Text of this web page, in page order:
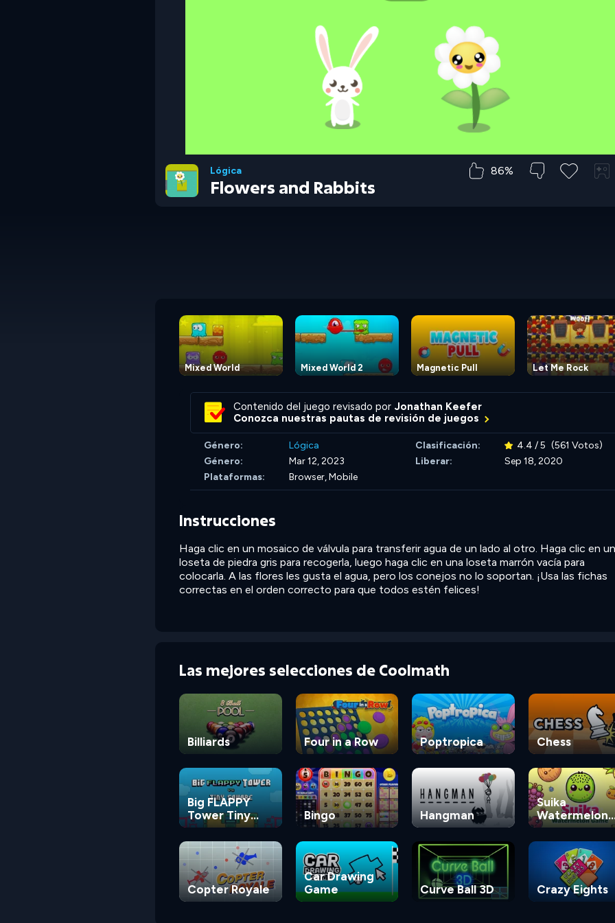
Lógica 86%
Flowers and Rabbits
Mixed World Mixed World 2 Magnetic Pull Let Me Rock
Contenido del juego revisado por Jonathan Keefer
Conozca nuestras pautas de revisión de juegos
Género: Lógica Clasificación: 4.4 / 5 (561 Votos)
Género:
Mar 12, 2023 Liberar:
Sep 18, 2020
Plataformas:
Browser, Mobile
Instrucciones
Haga clic en un mosaico de válvula para transferir agua de un lado al otro. Haga clic en
loseta de piedra gris para recogerla, luego haga clic en una loseta marrón vacía para
colocarla. A las flores les gusta el agua, pero los conejos no lo soportan. ¡Usa las fichas
correctas en el orden correcto para que todos estén felices!
Las mejores selecciones de Coolmath
Billiards Four in a Row Poptropica Chess
Big FLAPPY
Tower Tiny
Square
Bingo Hangman
Suika
Watermelon
Game
Copter Royale
Car Drawing
Game
Curve Ball 3D Crazy Eights